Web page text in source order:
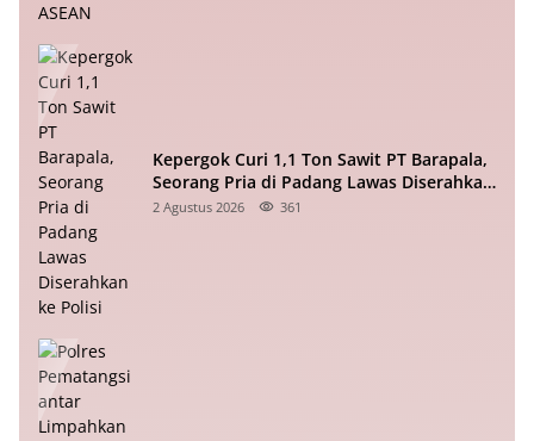
Kepergok Curi 1,1 Ton Sawit PT Barapala,
Seorang Pria di Padang Lawas Diserahkan
ke Polisi
2 Agustus 2026 361